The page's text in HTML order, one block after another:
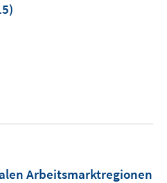
Arbeitsmarktregionen